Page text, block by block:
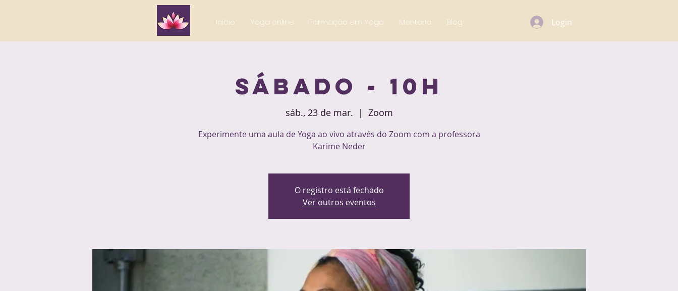
Início Yoga online Formação em Yoga Mentoria Blog Login
Sábado - 10h
sáb., 23 de mar.
  |
Zoom
Experimente uma aula de Yoga ao vivo através do Zoom com a professora
Karime Neder
O registro está fechado
Ver outros eventos